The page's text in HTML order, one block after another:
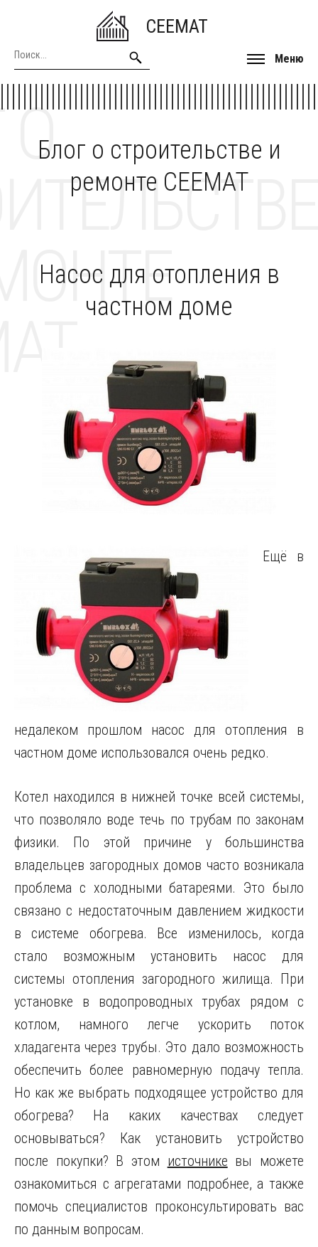
CEEMAT
Меню
Блог о строительстве и
ремонте CEEMAT
О
Насос для отопления в
частном доме
Ещё в
недалеком прошлом насос для отопления в
частном доме использовался очень редко.
Котел находился в нижней точке всей системы,
что позволяло воде течь по трубам по законам
физики. По этой причине у большинства
владельцев загородных домов часто возникала
проблема с холодными батареями. Это было
связано с недостаточным давлением жидкости
в системе обогрева. Все изменилось, когда
стало возможным установить насос для
системы отопления загородного жилища. При
установке в водопроводных трубах рядом с
котлом, намного легче ускорить поток
хладагента через трубы. Это дало возможность
обеспечить более равномерную подачу тепла.
Но как же выбрать подходящее устройство для
обогрева? На каких качествах следует
основываться? Как установить устройство
после покупки? В этом источнике вы можете
ознакомиться с агрегатами подробнее, а также
помочь специалистов проконсультировать вас
по данным вопросам.